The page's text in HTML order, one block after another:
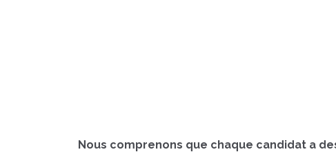
Nous comprenons que chaque candidat a